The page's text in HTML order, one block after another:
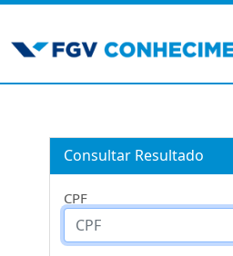
Consultar Resultado
CPF